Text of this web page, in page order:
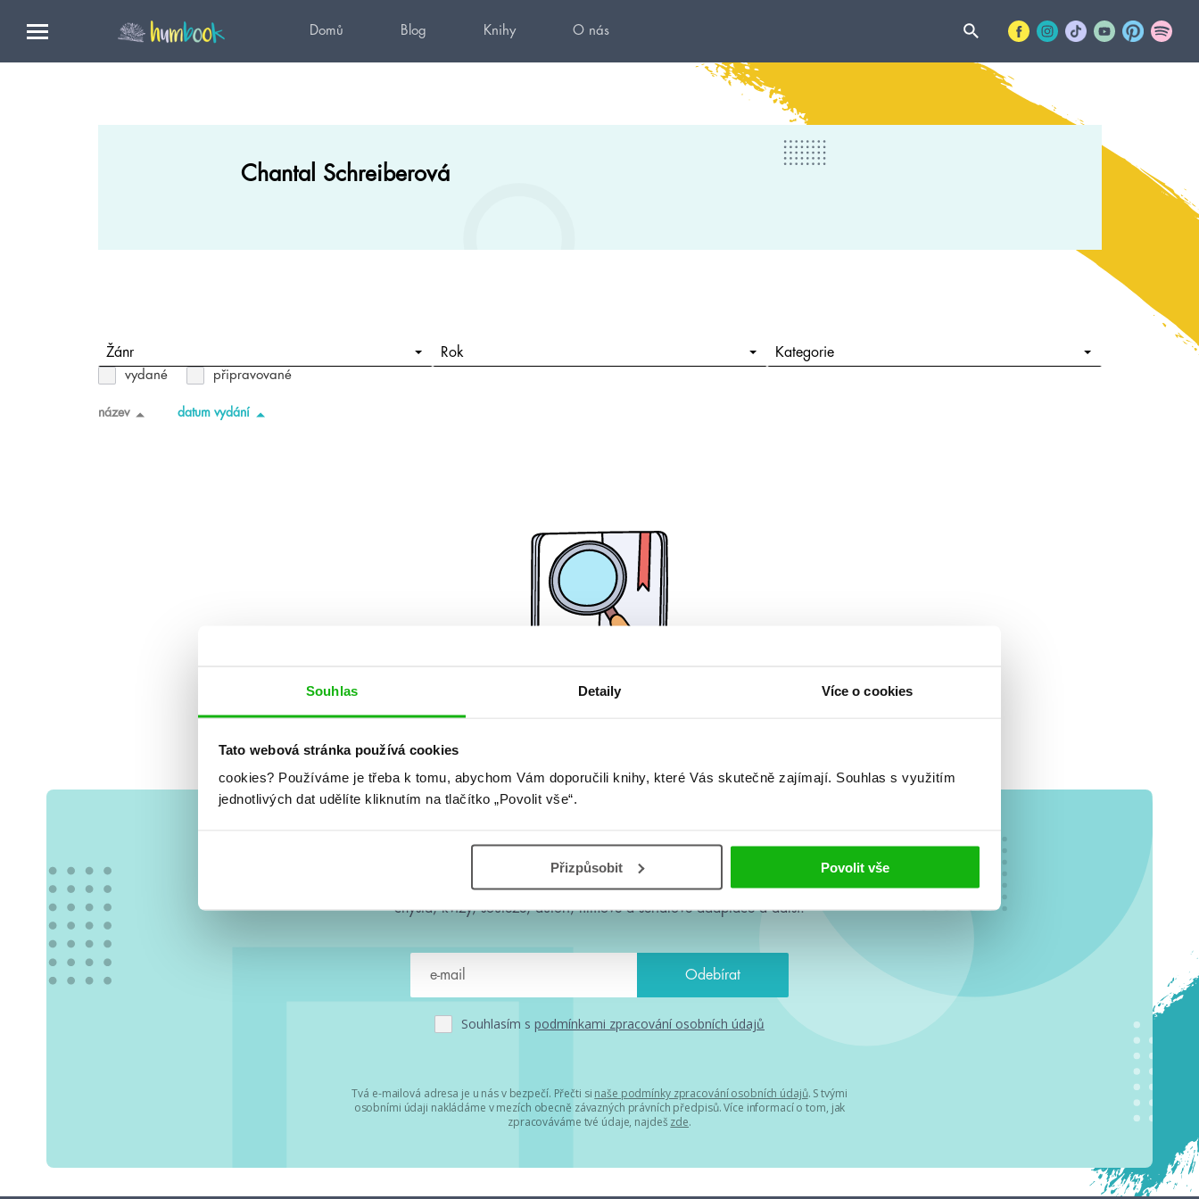
Souhlas Detaily Více o cookies
Tato webová stránka používá cookies
cookies? Používáme je třeba k tomu, abychom Vám doporučili knihy, které Vás skutečně zajímají. Souhlas s využitím
jednotlivých dat udělíte kliknutím na tlačítko „Povolit vše“.
Přizpůsobit Povolit vše
Domů Blog Knihy O nás
Chantal Schreiberová
Žánr Rok Kategorie
vydané připravované
název datum vydání
#HumbookNews
Vše kolem #youngadult každý měsíc rovnou do mailu! Nové knihy, co se
chystá, kvízy, soutěže, autoři, filmové a seriálové adaptace a další.
Souhlasím s podmínkami zpracování osobních údajů
Tvá e-mailová adresa je u nás v bezpečí. Přečti si naše podmínky zpracování osobních údajů. S tvými
osobními údaji nakládáme v mezích obecně závazných právních předpisů. Více informací o tom, jak
zpracováváme tvé údaje, najdeš zde.